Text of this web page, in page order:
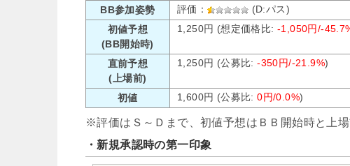
BB参加姿勢 評価：
(D:パス)
初値予想
(BB開始時)
1,250円 (想定価格比: -1,050円/-
直前予想
(上場前)
1,250円 (公募比:-350円/-21.9%)
初値 1,600円 (公募比:0円/0.0%)
※評価はＳ～Ｄまで、初値予想はＢＢ開始時と上場
・新規承認時の第一印象